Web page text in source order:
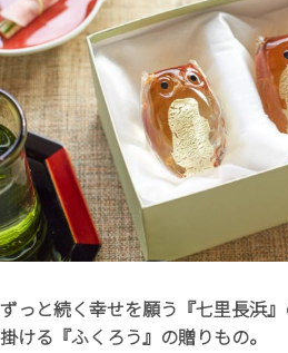
ずっと続く幸せを願う『七里長浜』
掛ける『ふくろう』の贈りもの。